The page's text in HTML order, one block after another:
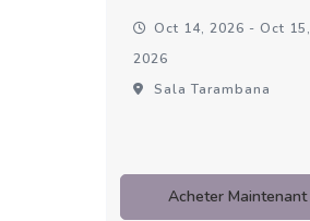
Oct 14, 2026 - Oct 15,
2026
Sala Tarambana
Acheter Maintenant